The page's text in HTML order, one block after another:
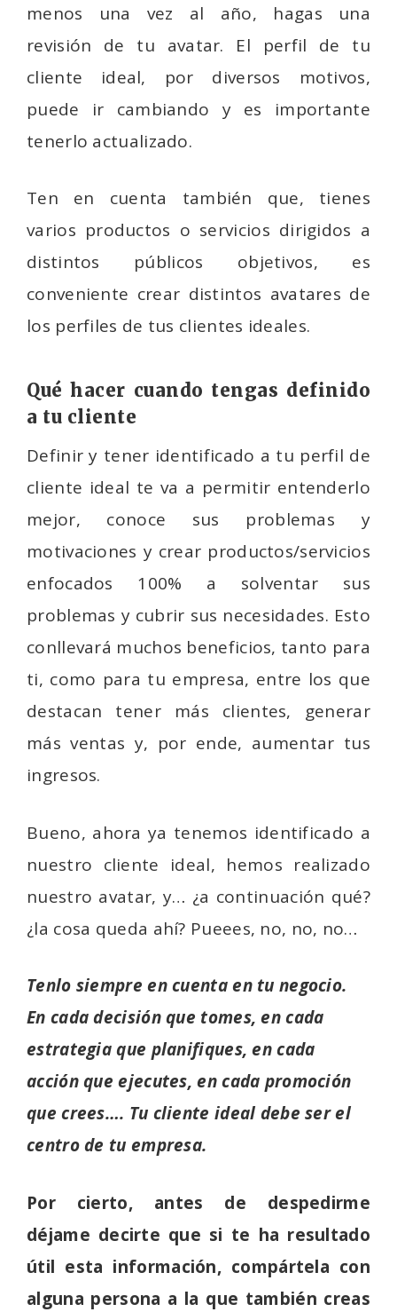
menos una vez al año, hagas una
revisión de tu avatar. El perfil de tu
cliente ideal, por diversos motivos,
puede ir cambiando y es importante
tenerlo actualizado.
Ten en cuenta también que, tienes
varios productos o servicios dirigidos a
distintos públicos objetivos, es
conveniente crear distintos avatares de
los perfiles de tus clientes ideales.
Qué hacer cuando tengas definido
a tu cliente
Definir y tener identificado a tu perfil de
cliente ideal te va a permitir entenderlo
mejor, conoce sus problemas y
motivaciones y crear productos/servicios
enfocados 100% a solventar sus
problemas y cubrir sus necesidades. Esto
conllevará muchos beneficios, tanto para
ti, como para tu empresa, entre los que
destacan tener más clientes, generar
más ventas y, por ende, aumentar tus
ingresos.
Bueno, ahora ya tenemos identificado a
nuestro cliente ideal, hemos realizado
nuestro avatar, y… ¿a continuación qué?
¿la cosa queda ahí? Pueees, no, no, no…
Tenlo siempre en cuenta en tu negocio.
En cada decisión que tomes, en cada
estrategia que planifiques, en cada
acción que ejecutes, en cada promoción
que crees…. Tu cliente ideal debe ser el
centro de tu empresa.
Por cierto, antes de despedirme
déjame decirte que si te ha resultado
útil esta información, compártela con
alguna persona a la que también creas